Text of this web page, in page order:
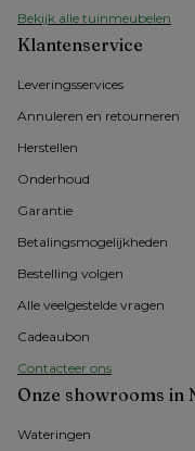
Bekijk alle tuinmeubelen
Klantenservice
Leveringsservices
Annuleren en retourneren
Herstellen
Onderhoud
Garantie
Betalingsmogelijkheden
Bestelling volgen
Alle veelgestelde vragen
Cadeaubon
Contacteer ons
Onze showrooms in
Wateringen